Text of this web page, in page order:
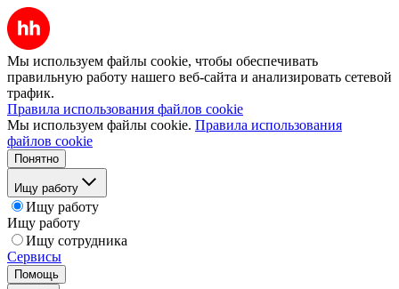
Мы используем файлы cookie, чтобы обеспечивать
правильную работу нашего веб-сайта и анализировать сетевой
трафик.
Правила использования файлов cookie
Мы используем файлы cookie. Правила использования
файлов cookie
Понятно
Ищу работу
Ищу работу
Ищу работу
Ищу сотрудника
Сервисы
Помощь